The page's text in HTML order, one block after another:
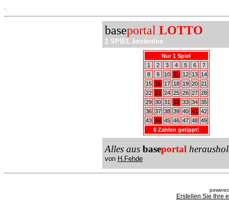
baseportal LOTTO
1 SPIEL kostenlos
Nur 1 Spiel
1
2 3 4 5 6
7
8
9 10 11 12 13
14
15 16 17 18 19 20 21
22 23 24 25 26 27 28
29 30 31 32 33 34 35
36 37 38 39 40 41 42
43 44 45 46 47 48 49
6 Zahlen getippt!
Alles aus baseportal
von H.Fehde
Erstellen Sie Ihre